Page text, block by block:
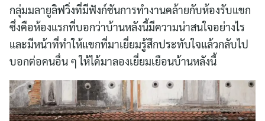
กลุ่มมลายูลิฟวิ่งที่มีฟังก์ชันการทำงานคล้ายกับห้องรับแขก
ซึ่งคือห้องแรกที่บอกว่าบ้านหลังนี้มีความน่าสนใจอย่างไร
และมีหน้าที่ทำให้แขกที่มาเยี่ยมรู้สึกประทับใจแล้วกลับไป
บอกต่อคนอื่น ๆ ให้ได้มาลองเยี่ยมเยือนบ้านหลังนี้